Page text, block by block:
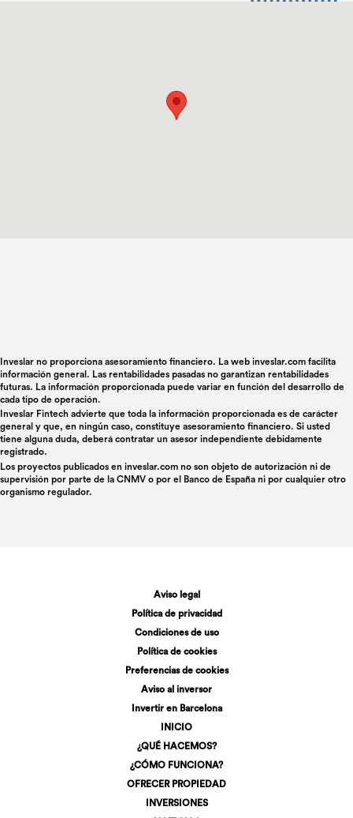
Inveslar no proporciona asesoramiento financiero. La web inveslar.com facilita
información general. Las rentabilidades pasadas no garantizan rentabilidades
futuras. La información proporcionada puede variar en función del desarrollo de
cada tipo de operación.
Inveslar Fintech advierte que toda la información proporcionada es de carácter
general y que, en ningún caso, constituye asesoramiento financiero. Si usted
tiene alguna duda, deberá contratar un asesor independiente debidamente
registrado.
Los proyectos publicados en inveslar.com no son objeto de autorización ni de
supervisión por parte de la CNMV o por el Banco de España ni por cualquier otro
organismo regulador.
Aviso legal
Política de privacidad
Condiciones de uso
Política de cookies
Preferencias de cookies
Aviso al inversor
Invertir en Barcelona
INICIO
¿QUÉ HACEMOS?
¿CÓMO FUNCIONA?
OFRECER PROPIEDAD
INVERSIONES